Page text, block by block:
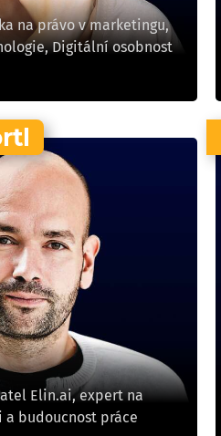
na právo v marketingu,
Digitální osobnost
Elin.ai, expert na
budoucnost práce